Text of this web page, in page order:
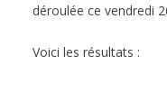
déroulée ce vendredi
Voici les résultats :